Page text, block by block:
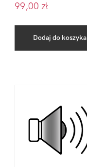
99,00 zł
Dodaj do koszyka